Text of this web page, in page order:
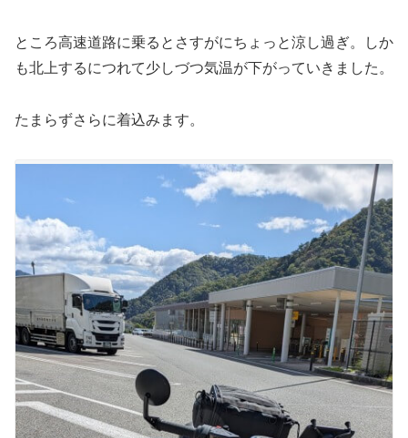
ところ高速道路に乗るとさすがにちょっと涼し過ぎ。しか
も北上するにつれて少しづつ気温が下がっていきました。
たまらずさらに着込みます。